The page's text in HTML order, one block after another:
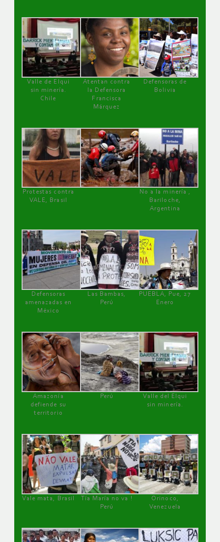
Valle de Elqui
sin minería.
Chile
Atentan contra
la Defensora
Francisca
Márquez
Defensoras de
Bolivia
Protestas contra
VALE, Brasil
No a la minería ,
Bariloche,
Argentina
Defensoras
amenazadas en
México
Las Bambas,
Perú
PUEBLA, Pue, 27
Enero
Amazonía
defiende su
territorio
Perú
Valle del Elqui
sin minería.
Vale mata, Brasil
Tía María no va !
Perú
Orinoco,
Venezuela